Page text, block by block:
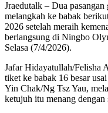
Jraedutalk – Dua
melangkah ke babak
2026 setelah meraih
berlangsung di Ningbo
Selasa (7/4/2026).
Jafar Hidayatullah/Felisha
tiket ke babak 16 besar
Yin Chak/Ng Tsz Yau,
ketujuh itu menang